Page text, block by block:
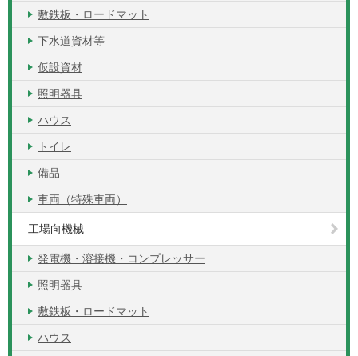
敷鉄板・ロードマット
下水道資材等
仮設資材
照明器具
ハウス
トイレ
備品
車両（特殊車両）
工場向機械
発電機・溶接機・コンプレッサー
照明器具
敷鉄板・ロードマット
ハウス